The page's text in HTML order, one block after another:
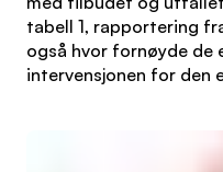
tabell 1, rapportering
også hvor fornøyde de
intervensjonen for den